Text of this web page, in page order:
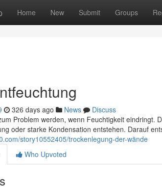
Home New Submit Groups
326 days ago News
Discuss
Problem werden, wenn Feuchtigkeit eindringt.
oder starke Kondensation entstehen. Darauf
story10552405/trockenlegung-der-wände
Who Upvoted